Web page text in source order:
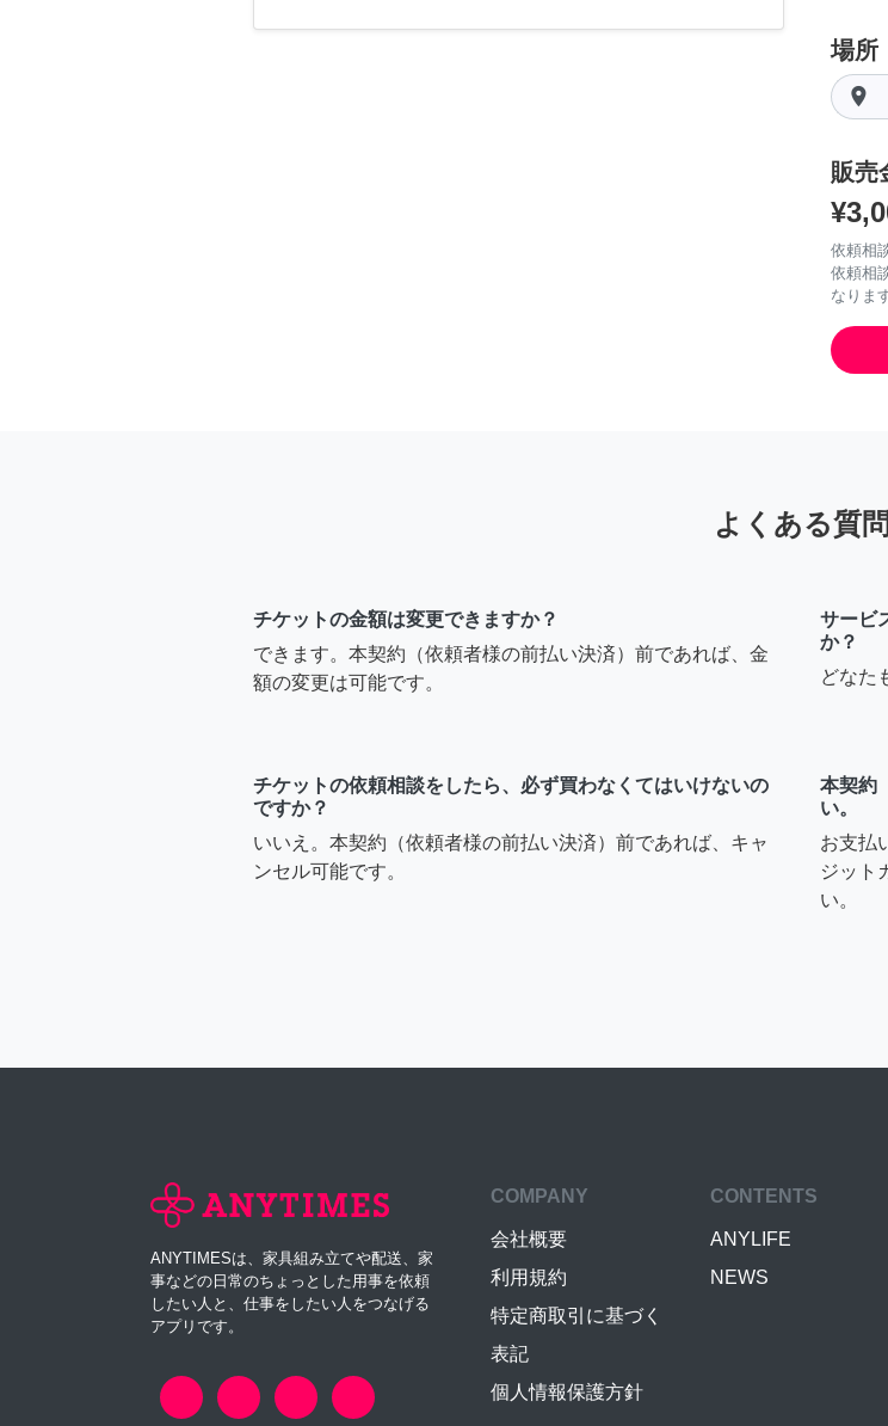
場所
room
販売
依頼相
依頼相
なりま
よくある質問
チケットの金額は変更できますか？
できます。本契約（依頼者様の前払い決済）前であれば、金
額の変更は可能です。
サービ
か？
どなた
チケットの依頼相談をしたら、必ず買わなくてはいけないの
ですか？
いいえ。本契約（依頼者様の前払い決済）前であれば、キャ
ンセル可能です。
本契約
い。
お支払
ジット
い。
ANYTIMESは、家具組み立てや配送、家
事などの日常のちょっとした用事を依頼
したい人と、仕事をしたい人をつなげる
アプリです。
COMPANY
会社概要
利用規約
特定商取引に基づく
表記
個人情報保護方針
CONTENTS
ANYLIFE
NEWS